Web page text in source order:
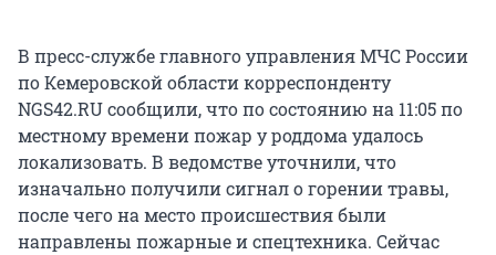
В пресс-службе главного управления МЧС России
по Кемеровской области корреспонденту
NGS42.RU сообщили, что по состоянию на 11:05 по
местному времени пожар у роддома удалось
локализовать. В ведомстве уточнили, что
изначально получили сигнал о горении травы,
после чего на место происшествия были
направлены пожарные и спецтехника. Сейчас